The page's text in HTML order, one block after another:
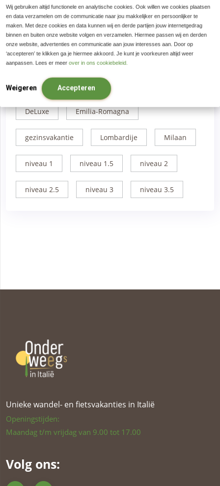
Wij gebruiken altijd functionele en analytische cookies. Ook willen we cookies plaatsen
en data verzamelen om de communicatie naar jou makkelijker en persoonlijker te
maken. Met deze cookies en data kunnen wij en derde partijen jouw internetgedrag
binnen en buiten onze website volgen en verzamelen. Hiermee passen wij en derden
onze website, advertenties en communicatie aan jouw interesses aan. Door op
‘accepteren’ te klikken ga je hiermee akkoord. Je kunt je voorkeuren altijd weer
aanpassen. Lees er meer over in ons cookiebeleid.
Weigeren Accepteren
De Marken Fietsvakantie
Wandelvakantie Friuli 8 dagen
9 tot 13 dagen standplaats
Comfort Basilicata
DeLuxe Emilia-Romagna
gezinsvakantie Lombardije Milaan
niveau 1 niveau 1.5 niveau 2
niveau 2.5 niveau 3 niveau 3.5
Unieke wandel- en fietsvakanties in Italië
Openingstijden:
Maandag t/m vrijdag van 9.00 tot 17.00
Volg ons: